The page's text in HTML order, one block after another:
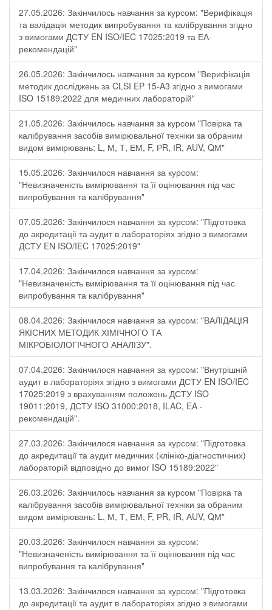
27.05.2026: Закінчилось навчання за курсом: "Верифікація
та валідація методик випробування та калібрування згідно
з вимогами ДСТУ EN ISO/IEC 17025:2019 та ЕА-
рекомендацій"
26.05.2026: Закінчилось навчання за курсом "Верифікація
методик досліджень за CLSI EP 15-A3 згідно з вимогами
ISO 15189:2022 для медичних лабораторій"
21.05.2026: Закінчилось навчання за курсом "Повірка та
калібрування засобів вимірювальної техніки за обраним
видом вимірювань: L, М, Т, ЕМ, F, РR, ІR, АUV, QМ"
15.05.2026: Закінчилося навчання за курсом:
"Невизначеність вимірювання та її оцінювання під час
випробування та калібрування"
07.05.2026: Закінчилося навчання за курсом: "Підготовка
до акредитації та аудит в лабораторіях згідно з вимогами
ДСТУ EN ISO/IEC 17025:2019"
17.04.2026: Закінчилося навчання за курсом:
"Невизначеність вимірювання та її оцінювання під час
випробування та калібрування"
08.04.2026: Закінчилося навчання за курсом: "ВАЛІДАЦІЯ
ЯКІСНИХ МЕТОДИК ХІМІЧНОГО ТА
МІКРОБІОЛОГІЧНОГО АНАЛІЗУ".
07.04.2026: Закінчилося навчання за курсом: "Внутрішній
аудит в лабораторіях згідно з вимогами ДСТУ EN ISO/IEC
17025:2019 з врахуванням положень ДСТУ ISO
19011:2019, ДСТУ ISO 31000:2018, ILAC, EA -
рекомендацій".
27.03.2026: Закінчилося навчання за курсом: "Підготовка
до акредитації та аудит медичних (клініко-діагностичних)
лабораторій відповідно до вимог ISO 15189:2022"
26.03.2026: Закінчилось навчання за курсом "Повірка та
калібрування засобів вимірювальної техніки за обраним
видом вимірювань: L, М, Т, ЕМ, F, РR, ІR, АUV, QМ"
20.03.2026: Закінчилося навчання за курсом:
"Невизначеність вимірювання та її оцінювання під час
випробування та калібрування"
13.03.2026: Закінчилося навчання за курсом: "Підготовка
до акредитації та аудит в лабораторіях згідно з вимогами